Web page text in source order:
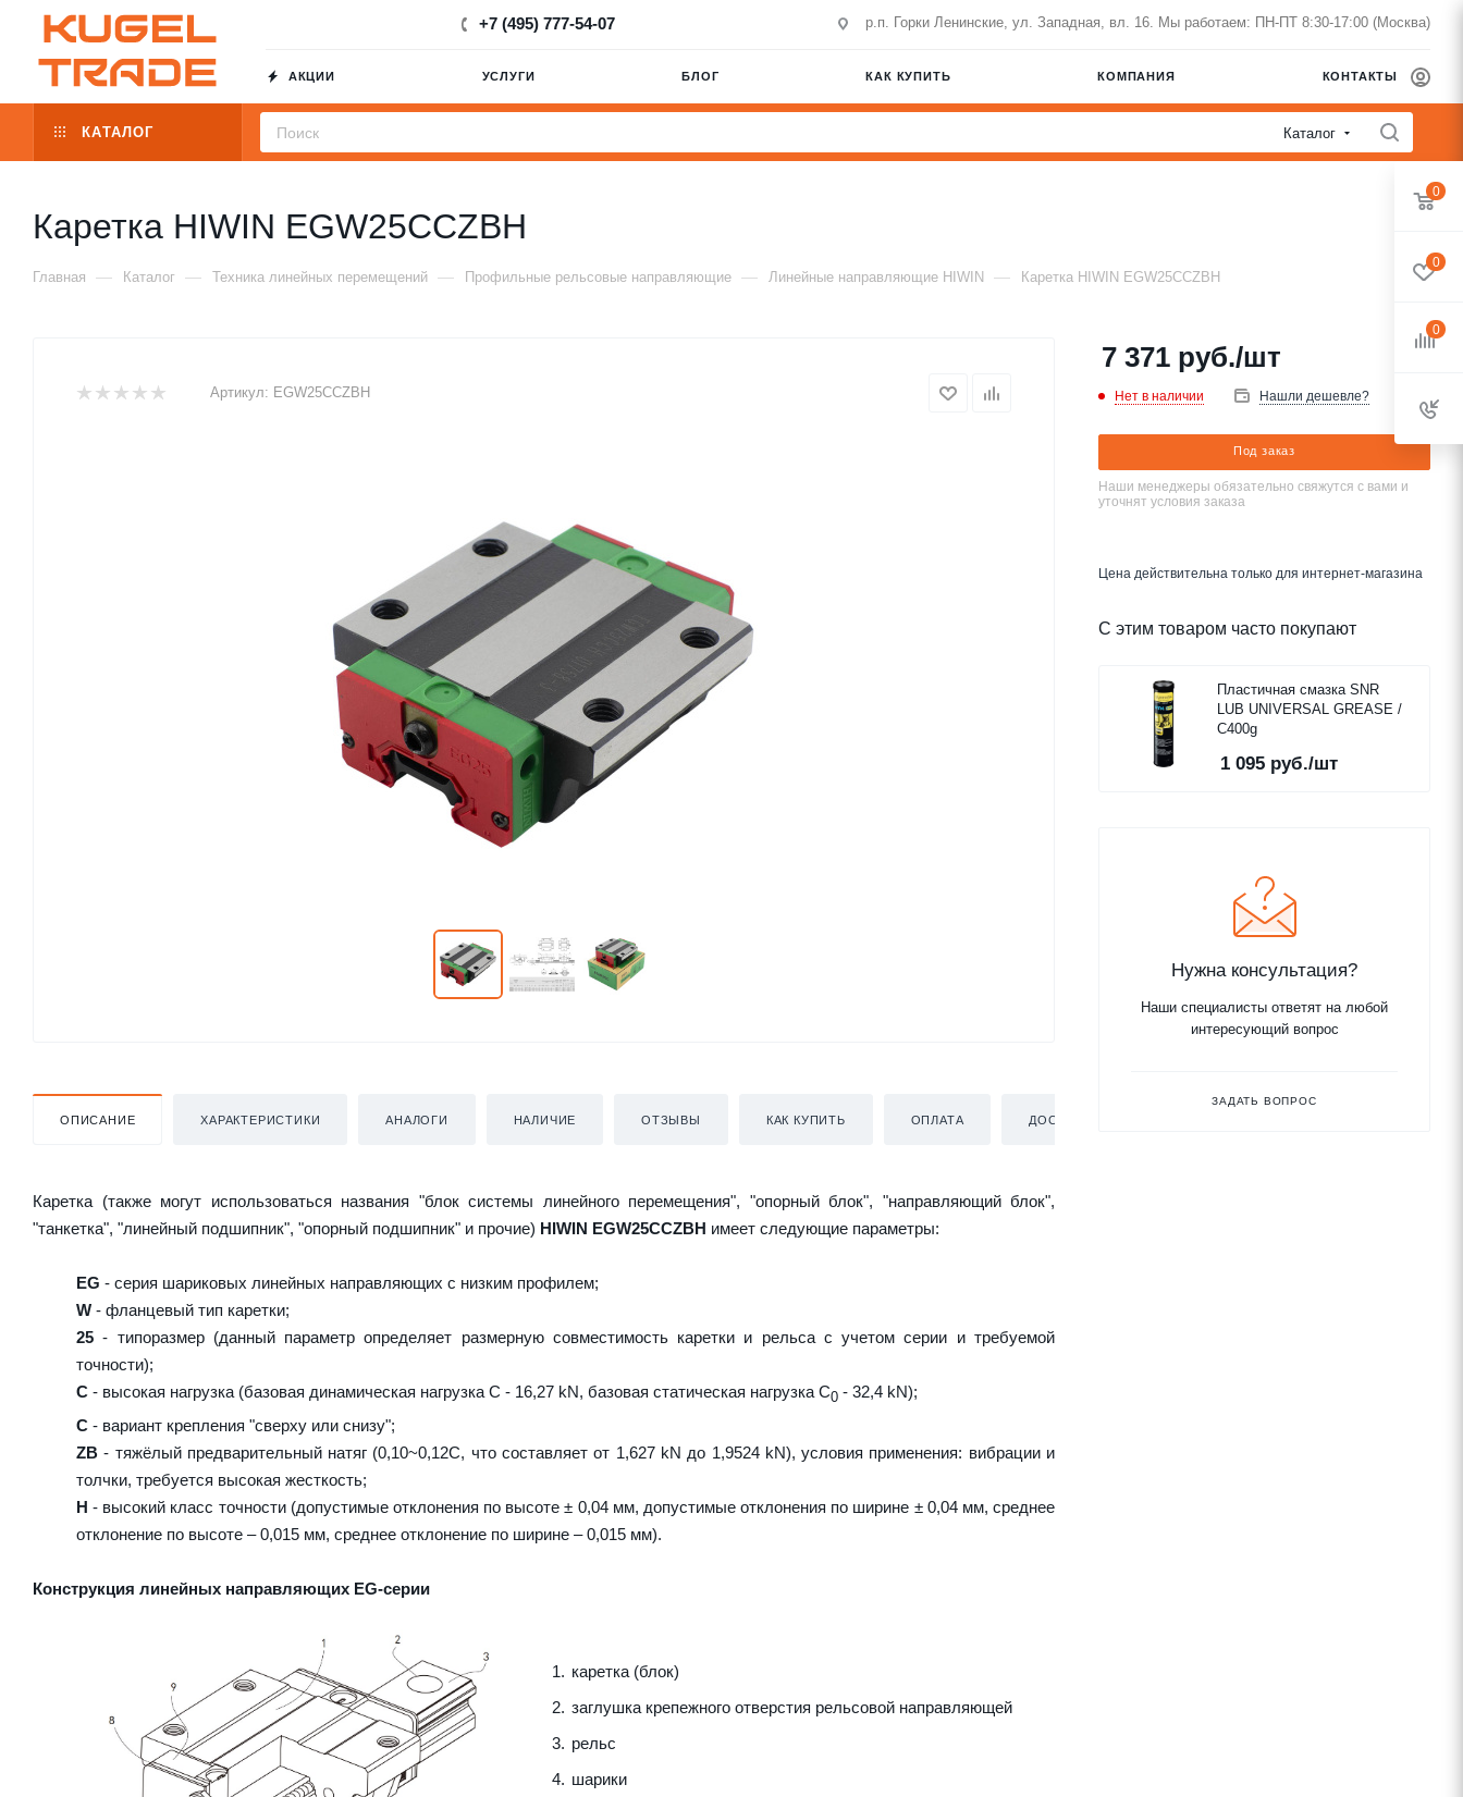
+7 (495) 777-54-07 р.п. Горки Ленинские, ул. Западная, вл. 16. Мы работаем: ПН-ПТ 8:30-17:00 (Москва)
АКЦИИ УСЛУГИ БЛОГ КАК КУПИТЬ КОМПАНИЯ КОНТАКТЫ
КАТАЛОГ Каталог
Каретка HIWIN EGW25CCZBH
Главная — Каталог — Техника линейных перемещений — Профильные рельсовые направляющие — Линейные направляющие HIWIN — Каретка HIWIN EGW25CCZBH
Артикул: EGW25CCZBH
ОПИСАНИЕ ХАРАКТЕРИСТИКИ АНАЛОГИ НАЛИЧИЕ ОТЗЫВЫ КАК КУПИТЬ ОПЛАТА ДОСТАВКА
Каретка (также могут использоваться названия "блок системы линейного перемещения", "опорный блок", "направляющий блок",
"танкетка", "линейный подшипник", "опорный подшипник" и прочие) HIWIN EGW25CCZBH имеет следующие параметры:
EG - серия шариковых линейных направляющих с низким профилем;
W - фланцевый тип каретки;
25 - типоразмер (данный параметр определяет размерную совместимость каретки и рельса с учетом серии и требуемой
точности);
C - высокая нагрузка (базовая динамическая нагрузка C - 16,27 kN, базовая статическая нагрузка С0 - 32,4 kN);
C - вариант крепления "сверху или снизу";
ZB - тяжёлый предварительный натяг (0,10~0,12C, что составляет от 1,627 kN до 1,9524 kN), условия применения: вибрации и
толчки, требуется высокая жесткость;
H - высокий класс точности (допустимые отклонения по высоте ± 0,04 мм, допустимые отклонения по ширине ± 0,04 мм, среднее
отклонение по высоте – 0,015 мм, среднее отклонение по ширине – 0,015 мм).
Конструкция линейных направляющих EG-серии
каретка (блок)
заглушка крепежного отверстия рельсовой направляющей
рельс
шарики
7 371 руб./шт
Нет в наличии Нашли дешевле?
Под заказ
Наши менеджеры обязательно свяжутся с вами и
уточнят условия заказа
Цена действительна только для интернет-магазина
С этим товаром часто покупают
Пластичная смазка SNR
LUB UNIVERSAL GREASE /
C400g
1 095 руб./шт
Нужна консультация?
Наши специалисты ответят на любой
интересующий вопрос
ЗАДАТЬ ВОПРОС
0
0
0